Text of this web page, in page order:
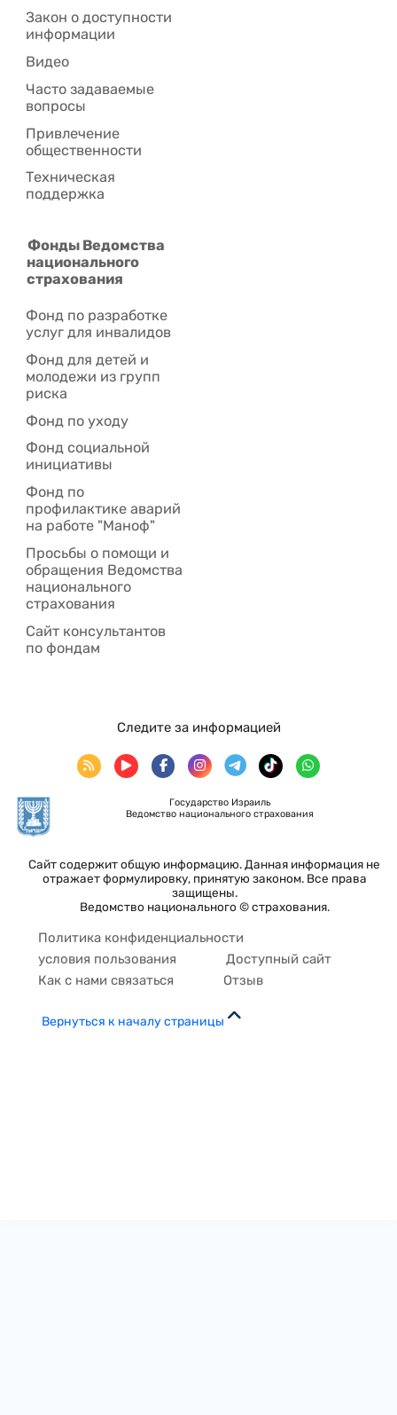
Закон о доступности
информации
Видео
Часто задаваемые
вопросы
Привлечение
общественности
Техническая
поддержка
Фонды Ведомства
национального
страхования
Фонд по разработке
услуг для инвалидов
Фонд для детей и
молодежи из групп
риска
Фонд по уходу
Фонд социальной
инициативы
Фонд по
профилактике аварий
на работе "Маноф"
Просьбы о помощи и
обращения Ведомства
национального
страхования
Сайт консультантов
по фондам
Государство Израиль
Ведомство национального страхования
Сайт содержит общую информацию. Данная информация не
отражает формулировку, принятую законом. Все права
защищены.
Ведомство национального © страхования.
Следите за информацией
Политика конфиденциальности
условия пользования
Доступный сайт
Как с нами связаться
Отзыв
Вернуться к началу страницы